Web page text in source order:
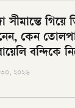
সীমান্তে
কেন
বন্দিকে
২০২৬